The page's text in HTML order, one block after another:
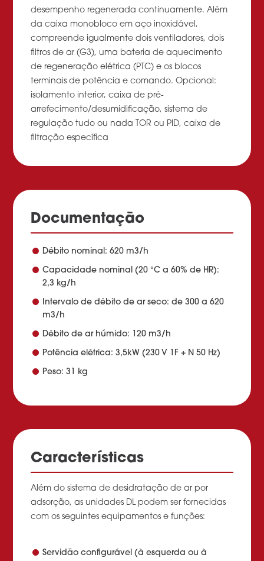
desempenho regenerada continuamente. Além
da caixa monobloco em aço inoxidável,
compreende igualmente dois ventiladores, dois
filtros de ar (G3), uma bateria de aquecimento
de regeneração elétrica (PTC) e os blocos
terminais de potência e comando. Opcional:
isolamento interior, caixa de pré-
arrefecimento/desumidificação, sistema de
regulação tudo ou nada TOR ou PID, caixa de
filtração específica
Documentação
Débito nominal: 620 m3/h
Capacidade nominal (20 °C a 60% de HR):
2,3 kg/h
Intervalo de débito de ar seco: de 300 a 620
m3/h
Débito de ar húmido: 120 m3/h
Potência elétrica: 3,5kW (230 V 1F + N 50 Hz)
Peso: 31 kg
Características
Além do sistema de desidratação de ar por
adsorção, as unidades DL podem ser fornecidas
com os seguintes equipamentos e funções:
Servidão configurável (à esquerda ou à